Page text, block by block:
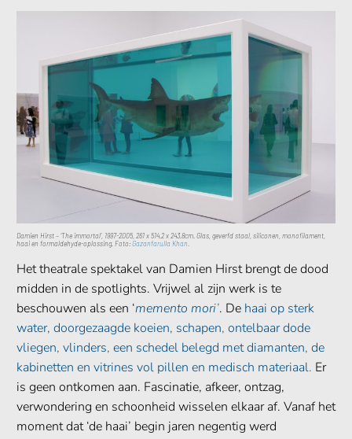
Damien Hirst – ‘The immortal’, 1997-2005, 261 x 514.2 x 243.8cm. Glas, geverfd staal, siliconen, monofilament,
haai en formaldehyde-oplossing.Foto:Gazanfarulla Khan.
Het theatrale spektakel van Damien Hirst brengt de dood
midden in de spotlights. Vrijwel al zijn werk is te
beschouwen als een ‘memento mori’. De haai op sterk
water, doorgezaagde koeien, schapen, ontelbaar dode
vliegen, vlinders, een schedel belegd met diamanten, de
kabinetten en vitrines vol pillen en medisch materiaal. Er
is geen ontkomen aan. Fascinatie, afkeer, ontzag,
verwondering en schoonheid wisselen elkaar af. Vanaf het
moment dat ‘de haai’ begin jaren negentig werd